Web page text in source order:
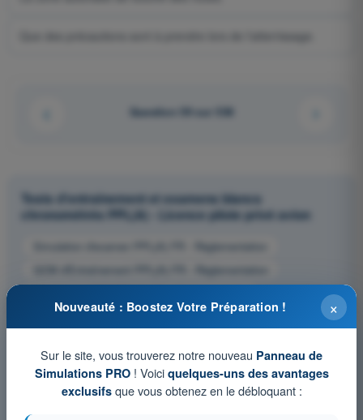
Question 59 sur 538
Tests d'entraînement et examens blancs
chronométrés PPL(A) - Licence pilote privé avion
Simulation d'examen PPL(A) FR - Règlementation
QCM d'Entraînement PPL(A) FR - Règlementation
×
Nouveauté : Boostez Votre Préparation !
Sur le site, vous trouverez notre nouveau Panneau de
Simulations PRO! Voici quelques-uns des avantages
exclusifsque vous obtenez en le débloquant :